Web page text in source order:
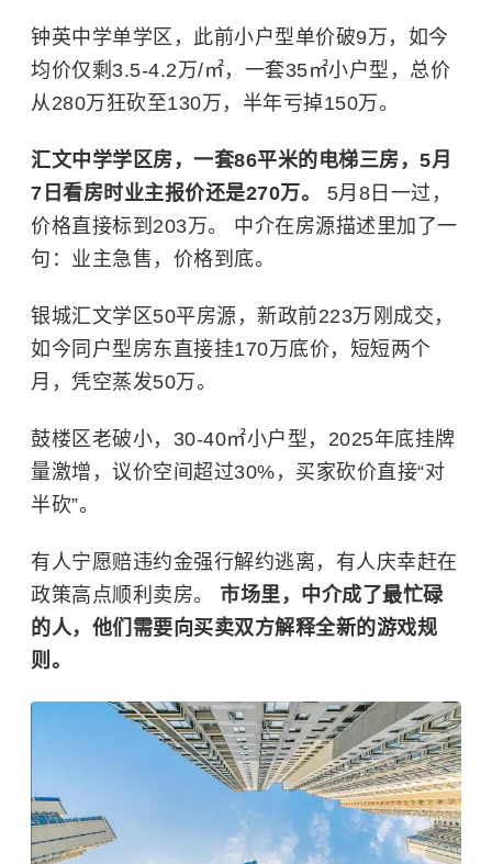
钟英中学单学区，此前小户型单价破9万，如今
均价仅剩3.5-4.2万/㎡，一套35㎡小户型，总价
从280万狂砍至130万，半年亏掉150万。
汇文中学学区房，一套86平米的电梯三房，5月
7日看房时业主报价还是270万。 5月8日一过，
价格直接标到203万。 中介在房源描述里加了一
句：业主急售，价格到底。
银城汇文学区50平房源，新政前223万刚成交，
如今同户型房东直接挂170万底价，短短两个
月，凭空蒸发50万。
鼓楼区老破小，30-40㎡小户型，2025年底挂牌
量激增，议价空间超过30%，买家砍价直接“对
半砍”。
有人宁愿赔违约金强行解约逃离，有人庆幸赶在
政策高点顺利卖房。 市场里，中介成了最忙碌
的人，他们需要向买卖双方解释全新的游戏规
则。